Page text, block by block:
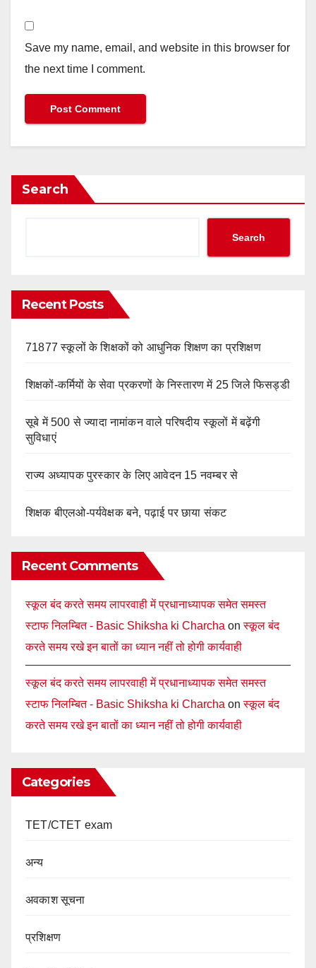
Save my name, email, and website in this browser for
the next time I comment.
Search
Search
Recent Posts
71877 स्कूलों के शिक्षकों को आधुनिक शिक्षण का प्रशिक्षण
शिक्षकों-कर्मियों के सेवा प्रकरणों के निस्तारण में 25 जिले फिसड्डी
सूबे में 500 से ज्यादा नामांकन वाले परिषदीय स्कूलों में बढ़ेंगी
सुविधाएं
राज्य अध्यापक पुरस्कार के लिए आवेदन 15 नवम्बर से
शिक्षक बीएलओ-पर्यवेक्षक बने, पढ़ाई पर छाया संकट
Recent Comments
स्कूल बंद करते समय लापरवाही में प्रधानाध्यापक समेत समस्त
स्टाफ निलम्बित - Basic Shiksha ki Charcha onस्कूल बंद
करते समय रखे इन बातों का ध्यान नहीं तो होगी कार्यवाही
स्कूल बंद करते समय लापरवाही में प्रधानाध्यापक समेत समस्त
स्टाफ निलम्बित - Basic Shiksha ki Charcha onस्कूल बंद
करते समय रखे इन बातों का ध्यान नहीं तो होगी कार्यवाही
Categories
TET/CTET exam
अन्य
अवकाश सूचना
प्रशिक्षण